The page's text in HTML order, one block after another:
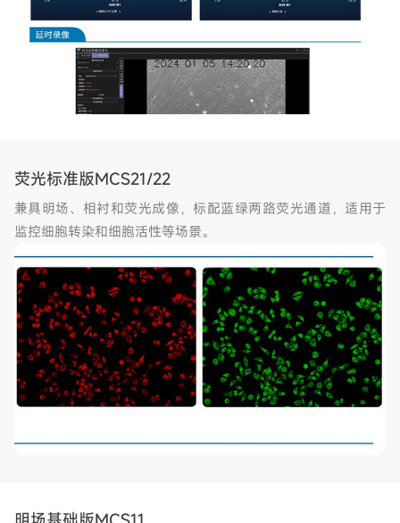
荧光标准版MCS21/22
兼具明场、相衬和荧光成像，标配蓝绿两路荧光通道，适用于
监控细胞转染和细胞活性等场景。